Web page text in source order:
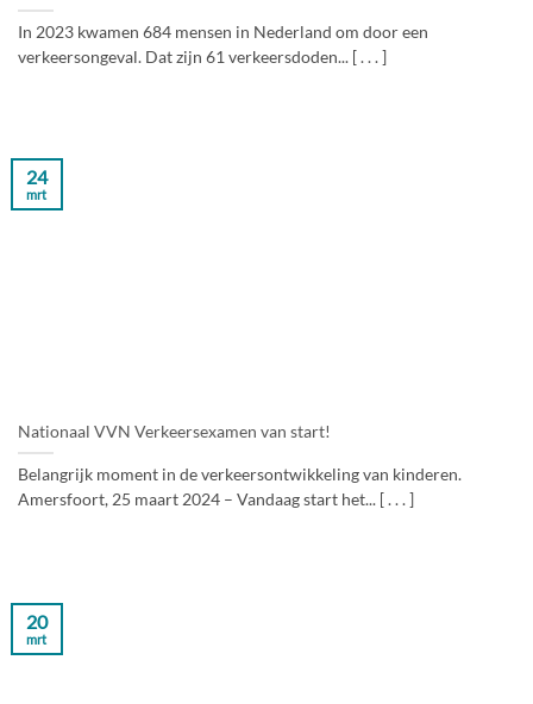
In 2023 kwamen 684 mensen in Nederland om door een
verkeersongeval. Dat zijn 61 verkeersdoden... [ . . . ]
Nationaal VVN Verkeersexamen van start!
Belangrijk moment in de verkeersontwikkeling van kinderen.
Amersfoort, 25 maart 2024 – Vandaag start het... [ . . . ]
24
mrt
20
mrt